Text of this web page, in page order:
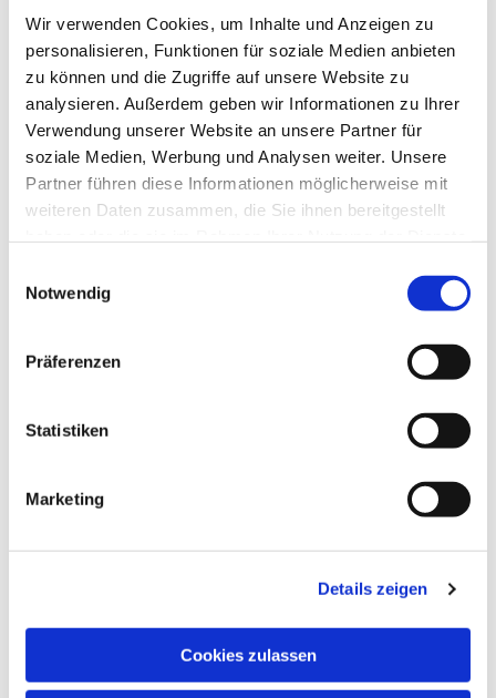
Wir verwenden Cookies, um Inhalte und Anzeigen zu
personalisieren, Funktionen für soziale Medien anbieten
zu können und die Zugriffe auf unsere Website zu
analysieren. Außerdem geben wir Informationen zu Ihrer
Verwendung unserer Website an unsere Partner für
soziale Medien, Werbung und Analysen weiter. Unsere
Partner führen diese Informationen möglicherweise mit
weiteren Daten zusammen, die Sie ihnen bereitgestellt
Notwendig
Präferenzen
Statistiken
Marketing
Details zeigen
Cookies zulassen